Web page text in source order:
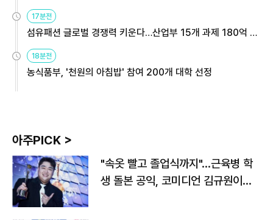
용해야
17분전
섬유패션 글로벌 경쟁력 키운다…산업부 15개 과제 180억 지
원
18분전
농식품부, '천원의 아침밥' 참여 200개 대학 선정
아주PICK >
"속옷 빨고 졸업식까지"…근육병 학
생 돌본 공익, 코미디언 김규원이었